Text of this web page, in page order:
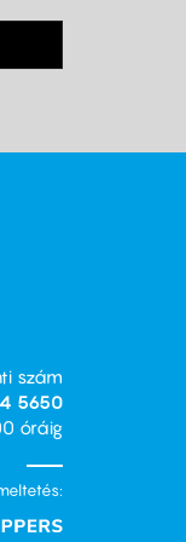
szám
5650
óráig